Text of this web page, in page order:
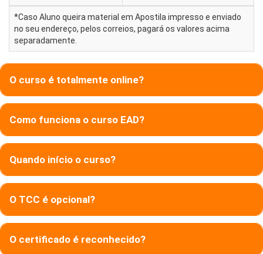
*Caso Aluno queira material em Apostila impresso e enviado
no seu endereço, pelos correios, pagará os valores acima
separadamente.
O curso é totalmente online?
Como funciona o curso EAD?
Quando início o curso?
O TCC é opcional?
O certificado é reconhecido?